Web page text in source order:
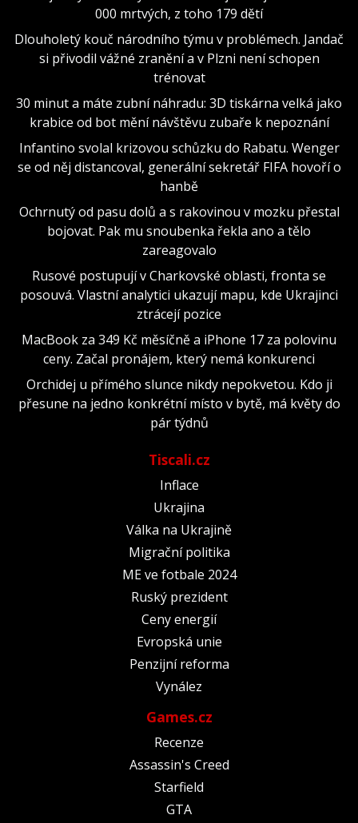
000 mrtvých, z toho 179 dětí
Dlouholetý kouč národního týmu v problémech. Jandač
si přivodil vážné zranění a v Plzni není schopen
trénovat
30 minut a máte zubní náhradu: 3D tiskárna velká jako
krabice od bot mění návštěvu zubaře k nepoznání
Infantino svolal krizovou schůzku do Rabatu. Wenger
se od něj distancoval, generální sekretář FIFA hovoří o
hanbě
Ochrnutý od pasu dolů a s rakovinou v mozku přestal
bojovat. Pak mu snoubenka řekla ano a tělo
zareagovalo
Rusové postupují v Charkovské oblasti, fronta se
posouvá. Vlastní analytici ukazují mapu, kde Ukrajinci
ztrácejí pozice
MacBook za 349 Kč měsíčně a iPhone 17 za polovinu
ceny. Začal pronájem, který nemá konkurenci
Orchidej u přímého slunce nikdy nepokvetou. Kdo ji
přesune na jedno konkrétní místo v bytě, má květy do
pár týdnů
Tiscali.cz
Inflace
Ukrajina
Válka na Ukrajině
Migrační politika
ME ve fotbale 2024
Ruský prezident
Ceny energií
Evropská unie
Penzijní reforma
Vynález
Games.cz
Recenze
Assassin's Creed
Starfield
GTA